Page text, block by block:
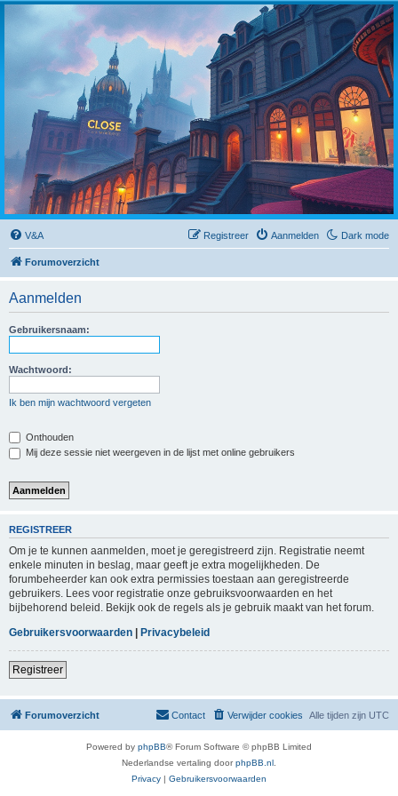
Dark mode
V&A Aanmelden
Registreer
Forumoverzicht
Aanmelden
Gebruikersnaam:
Wachtwoord:
Ik ben mijn wachtwoord vergeten
Onthouden
Mij deze sessie niet weergeven in de lijst met online gebruikers
REGISTREER
Om je te kunnen aanmelden, moet je geregistreerd zijn. Registratie neemt
enkele minuten in beslag, maar geeft je extra mogelijkheden. De
forumbeheerder kan ook extra permissies toestaan aan geregistreerde
gebruikers. Lees voor registratie onze gebruiksvoorwaarden en het
bijbehorend beleid. Bekijk ook de regels als je gebruik maakt van het forum.
Gebruikersvoorwaarden | Privacybeleid
Registreer
Forumoverzicht Alle tijden zijn UTC
Verwijder cookies
Contact
Powered by phpBB® Forum Software © phpBB Limited
Nederlandse vertaling doorphpBB.nl
Privacy | Gebruikersvoorwaarden